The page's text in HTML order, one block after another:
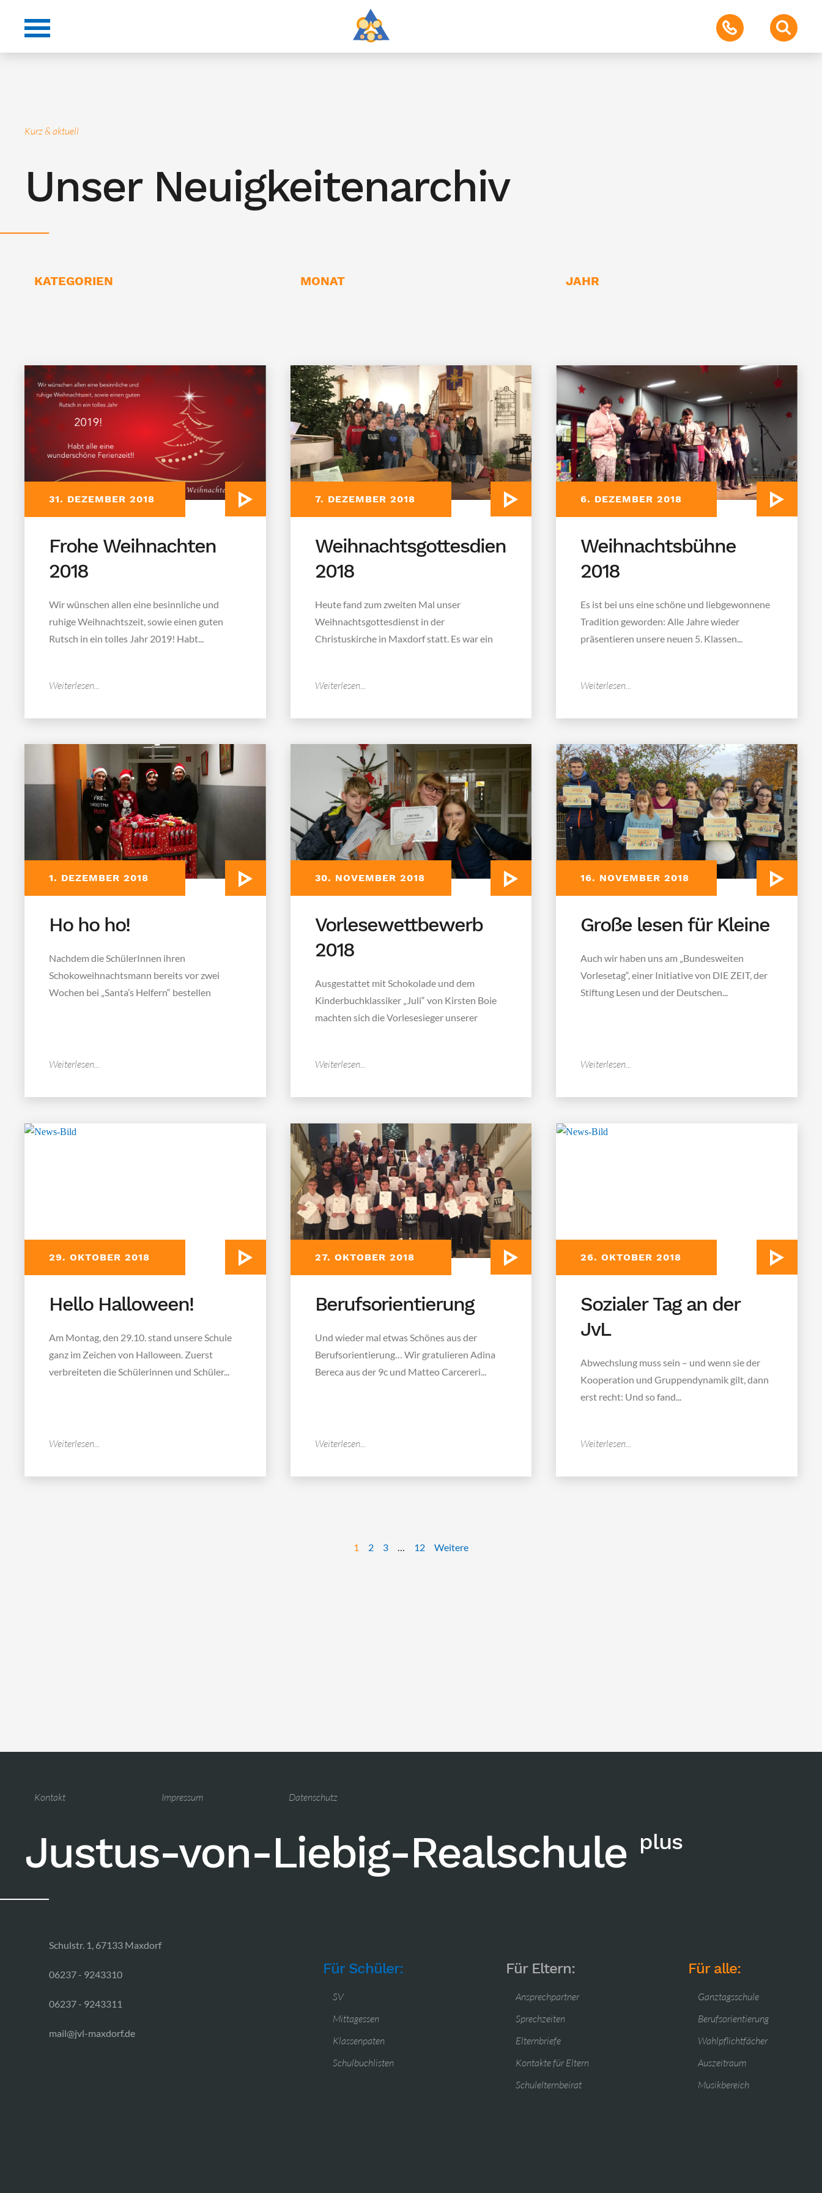
Kurz & aktuell
Unser Neuigkeitenarchiv
KATEGORIEN MONAT JAHR
31. DEZEMBER 2018
Frohe Weihnachten
2018
Wir wünschen allen eine besinnliche und
ruhige Weihnachtszeit, sowie einen guten
Rutsch in ein tolles Jahr 2019! Habt...
Weiterlesen...
7. DEZEMBER 2018
Weihnachtsgottesdienst
2018
Heute fand zum zweiten Mal unser
Weihnachtsgottesdienst in der
Christuskirche in Maxdorf statt. Es war ein
Weiterlesen...
6. DEZEMBER 2018
Weihnachtsbühne
2018
Es ist bei uns eine schöne und liebgewonnene
Tradition geworden: Alle Jahre wieder
präsentieren unsere neuen 5. Klassen...
Weiterlesen...
1. DEZEMBER 2018
Ho ho ho!
Nachdem die SchülerInnen ihren
Schokoweihnachtsmann bereits vor zwei
Wochen bei „Santa’s Helfern“ bestellen
Weiterlesen...
30. NOVEMBER 2018
Vorlesewettbewerb
2018
Ausgestattet mit Schokolade und dem
Kinderbuchklassiker „Juli“ von Kirsten Boie
machten sich die Vorlesesieger unserer
Weiterlesen...
16. NOVEMBER 2018
Große lesen für Kleine
Auch wir haben uns am „Bundesweiten
Vorlesetag“, einer Initiative von DIE ZEIT, der
Stiftung Lesen und der Deutschen...
Weiterlesen...
29. OKTOBER 2018
Hello Halloween!
Am Montag, den 29.10. stand unsere Schule
ganz im Zeichen von Halloween. Zuerst
verbreiteten die Schülerinnen und Schüler...
Weiterlesen...
27. OKTOBER 2018
Berufsorientierung
Und wieder mal etwas Schönes aus der
Berufsorientierung… Wir gratulieren Adina
Bereca aus der 9c und Matteo Carcereri...
Weiterlesen...
26. OKTOBER 2018
Sozialer Tag an der
JvL
Abwechslung muss sein – und wenn sie der
Kooperation und Gruppendynamik gilt, dann
erst recht: Und so fand...
Weiterlesen...
1 2 3 … 12 Weitere
Kontakt Impressum Datenschutz
Justus-von-Liebig-Realschule plus
Schulstr. 1, 67133 Maxdorf
06237 - 9243310
06237 - 9243311
mail@jvl-maxdorf.de
Für Schüler:
SV
Mittagessen
Klassenpaten
Schulbuchlisten
Für Eltern:
Ansprechpartner
Sprechzeiten
Elternbriefe
Kontakte für Eltern
Schulelternbeirat
Für alle:
Ganztagsschule
Berufsorientierung
Wahlpflichtfächer
Auszeitraum
Musikbereich